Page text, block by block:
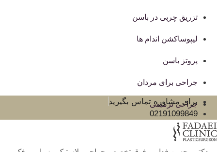
تزریق چربی در باسن
لیپوساکشن اندام ها
پروتز باسن
جراحی برای مردان
جراحی ترمیمی
برای مشاوره تماس بگیرید
02191099849